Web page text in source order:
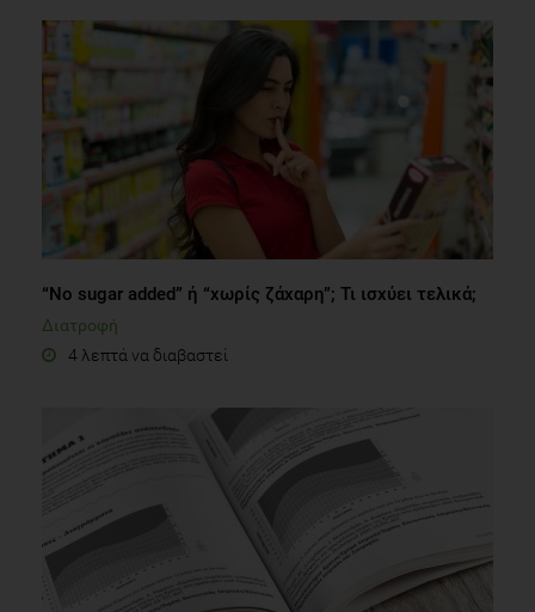
“No sugar added” ή “χωρίς ζάχαρη”; Τι ισχύει τελικά;
Διατροφή
4 λεπτά να διαβαστεί